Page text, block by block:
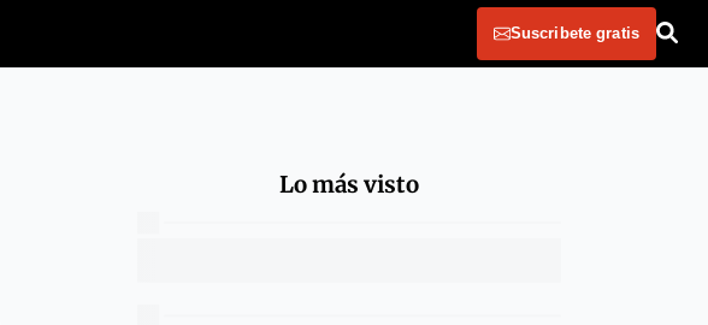
Suscribete gratis
Lo más visto